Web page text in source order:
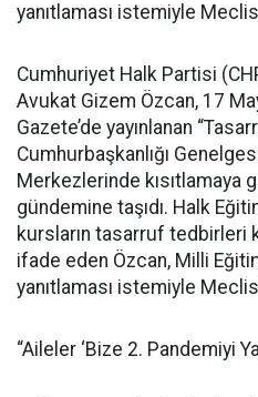
yanıtlaması istemiyle
Cumhuriyet Halk Partisi
Avukat Gizem Özcan, 17
Gazete’de yayınlanan
Cumhurbaşkanlığı
Merkezlerinde kısıtlamaya
gündemine taşıdı. Halk
kursların tasarruf tedbirleri
ifade eden Özcan, Milli
yanıtlaması istemiyle
“Aileler ‘Bize 2. Pandemiyi